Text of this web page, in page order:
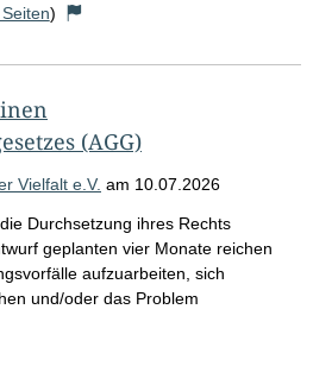
)
(AGG)
Vielfalt e.V. am 10.07.2026
Durchsetzung ihres Rechts
geplanten vier Monate reichen
aufzuarbeiten, sich
und/oder das Problem